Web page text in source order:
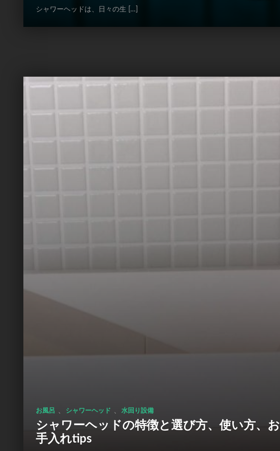
シャワーヘッドは、日々の生 […]
お風呂 、 シャワーヘッド 、 水回り設備
シャワーヘッドの特徴と選び方、使い方、お
手入れtips